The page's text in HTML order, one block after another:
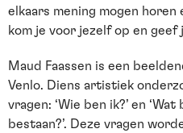
elkaars mening mogen horen
kom je voor jezelf op en geef
Maud Faassen is een
Venlo. Diens artistiek
vragen: ‘Wie ben ik?’ en
bestaan?’. Deze vragen